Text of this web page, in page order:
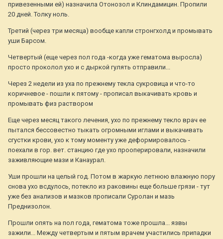
привезенными ей) назначила Отонозол и Клиндамицин. Пропили
20 дней. Толку ноль.
Третий (через три месяца) вообще капли стронгхолд и промывать
уши Барсом.
Четвертый (еще через пол года -когда уже гематома выросла)
просто проколол ухо и с дыркой гулять отправили...
Через 2 недели из уха по прежнему текла сукровица и что-то
коричневое - пошли к пятому - прописал выкачивать кровь и
промывать физ раствором
Еще через месяц такого лечения, ухо по прежнему текло врач ее
пытался бессовестно тыкать огромными иглами и выкачивать
сгустки крови, ухо к тому моменту уже деформировалось -
поехали в гор. вет. станцию где ухо прооперировали, назначили
заживляющие мази и Канаурал.
Уши прошли на целый год. Потом в жаркую летнюю влажную пору
снова ухо всдулось, потекло из раковины еще больше грязи - тут
уже без анализов и мазков прописали Суролан и мазь
Преднизолон.
Прошли опять на пол года, гематома тоже прошла... язвы
зажили... Между четвертым и пятым врачем участились припадки